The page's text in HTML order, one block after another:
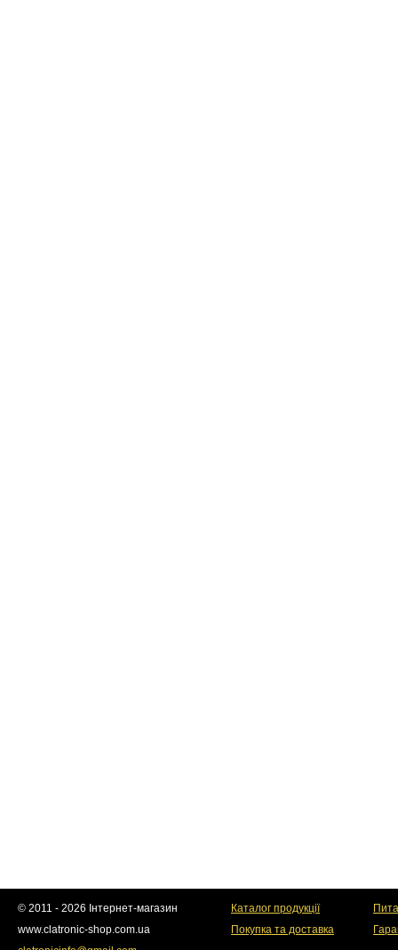
© 2011 - 2026 Інтернет-магазин
www.clatronic-shop.com.ua
Каталог продукції
Покупка та доставка